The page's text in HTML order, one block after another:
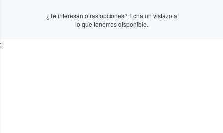
¿Te interesan otras opciones? Echa un vistazo a
lo que tenemos disponible.
;